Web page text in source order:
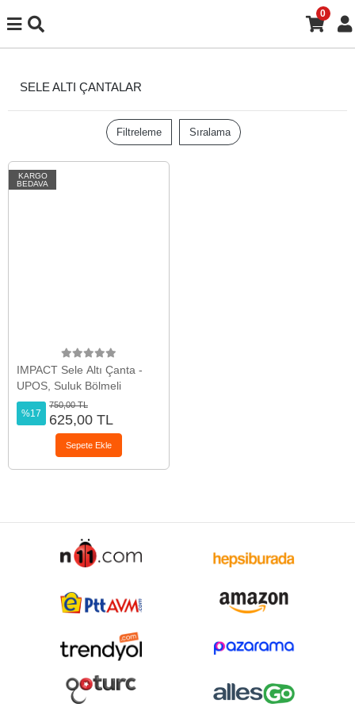
0
SELE ALTI ÇANTALAR
Filtreleme Sıralama
KARGO
BEDAVA
IMPACT Sele Altı Çanta -
UPOS, Suluk Bölmeli
%17
750,00 TL
625,00 TL
Sepete Ekle